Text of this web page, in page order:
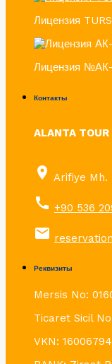
Лицензия
Лицензия
Контакты
ALANTA
place Arifiye Mh.
call +90 536
email
Реквизиты
Mersis No:
Ticaret Sicil
VKN: